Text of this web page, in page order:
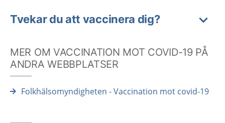
Tvekar du att vaccinera dig?
MER OM VACCINATION MOT COVID-19 PÅ
ANDRA WEBBPLATSER
Folkhälsomyndigheten - Vaccination mot covid-19